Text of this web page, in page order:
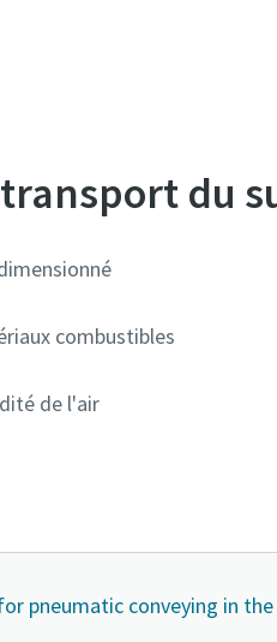
du
combustibles
de l'air
pneumatic conveying in